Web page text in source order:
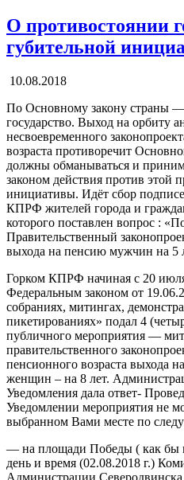
О противостоянии
губительной
10.08.2018
По Основному закону страны —
государство. Выход на орбиту
несвоевременного
возраста противоречит
должны обманываться и
законом действия против этой
инициативы. Идёт сбор
КПРФ жителей города и
которого поставлен вопрос :
Правительственный
выхода на пенсию мужчин на 5
Горком КПРФ начиная с 20
Федеральным законом от
собраниях, митингах,
пикетированиях» подал 4
публичного мероприятия —
правительственного
пенсионного возраста выхода
женщин – на 8 лет.
Уведомления дала ответ-
Уведомлении мероприятия не
выбранном Вами месте по
— на площади Победы ( как бы
день и время (02.08.2018 г.)
Администрации Северодвинска